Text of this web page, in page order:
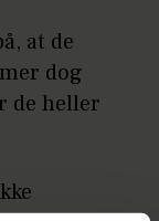
at de
dog
de heller